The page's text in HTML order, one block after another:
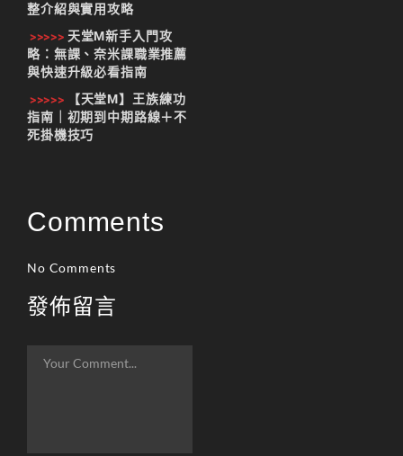
整介紹與實用攻略
>>>>> 天堂M新手入門攻
略：無課、奈米課職業推薦
與快速升級必看指南
>>>>>
【天堂M】王族練功
指南｜初期到中期路線＋不
死掛機技巧
Comments
No Comments
發佈留言